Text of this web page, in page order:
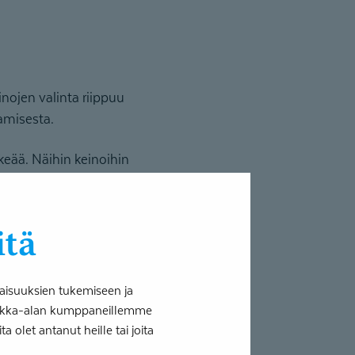
tukemiseen ja
alan kumppaneillemme
olet antanut heille tai joita
valinta riippuu
Näihin keinoihin
kommunikointiin
käytössä voi